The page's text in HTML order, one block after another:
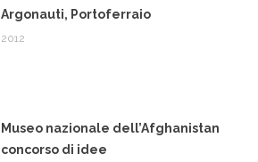
Argonauti, Portoferraio
2012
Museo nazionale dell’Afghanistan
concorso di idee